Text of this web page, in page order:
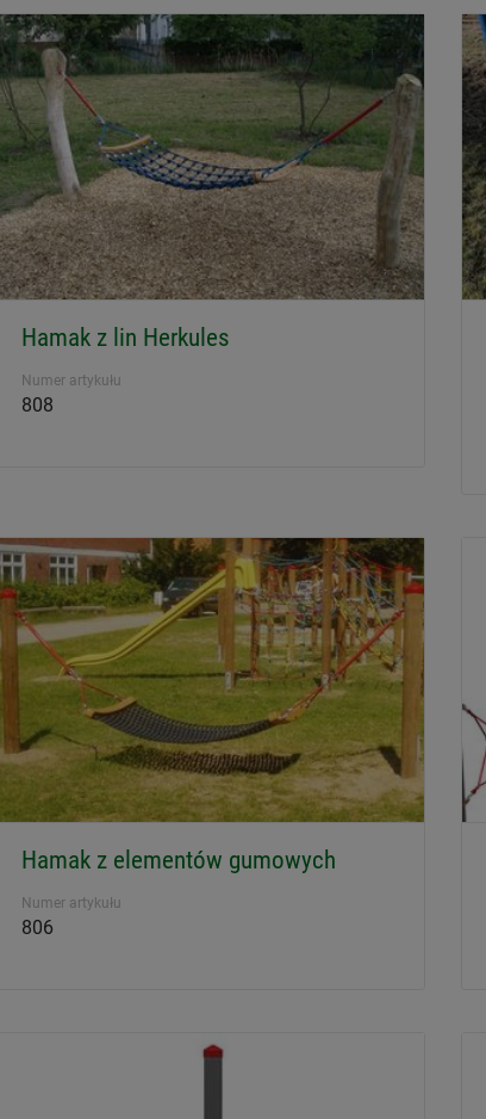
Hamak z lin Herkules
Numer artykułu
808
Hamak z elementów gumowych
Numer artykułu
806